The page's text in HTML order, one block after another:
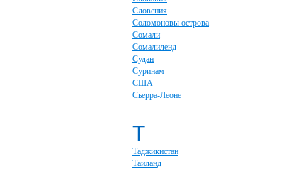
Словения
Соломоновы острова
Сомали
Сомалиленд
Судан
Суринам
США
Сьерра-Леоне
Т
Таджикистан
Таиланд